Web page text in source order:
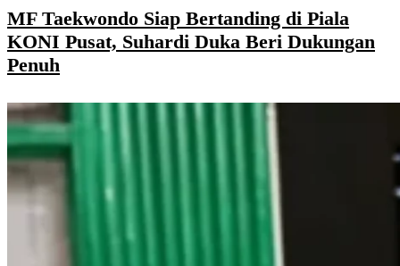
MF Taekwondo Siap Bertanding di Piala
KONI Pusat, Suhardi Duka Beri Dukungan
Penuh